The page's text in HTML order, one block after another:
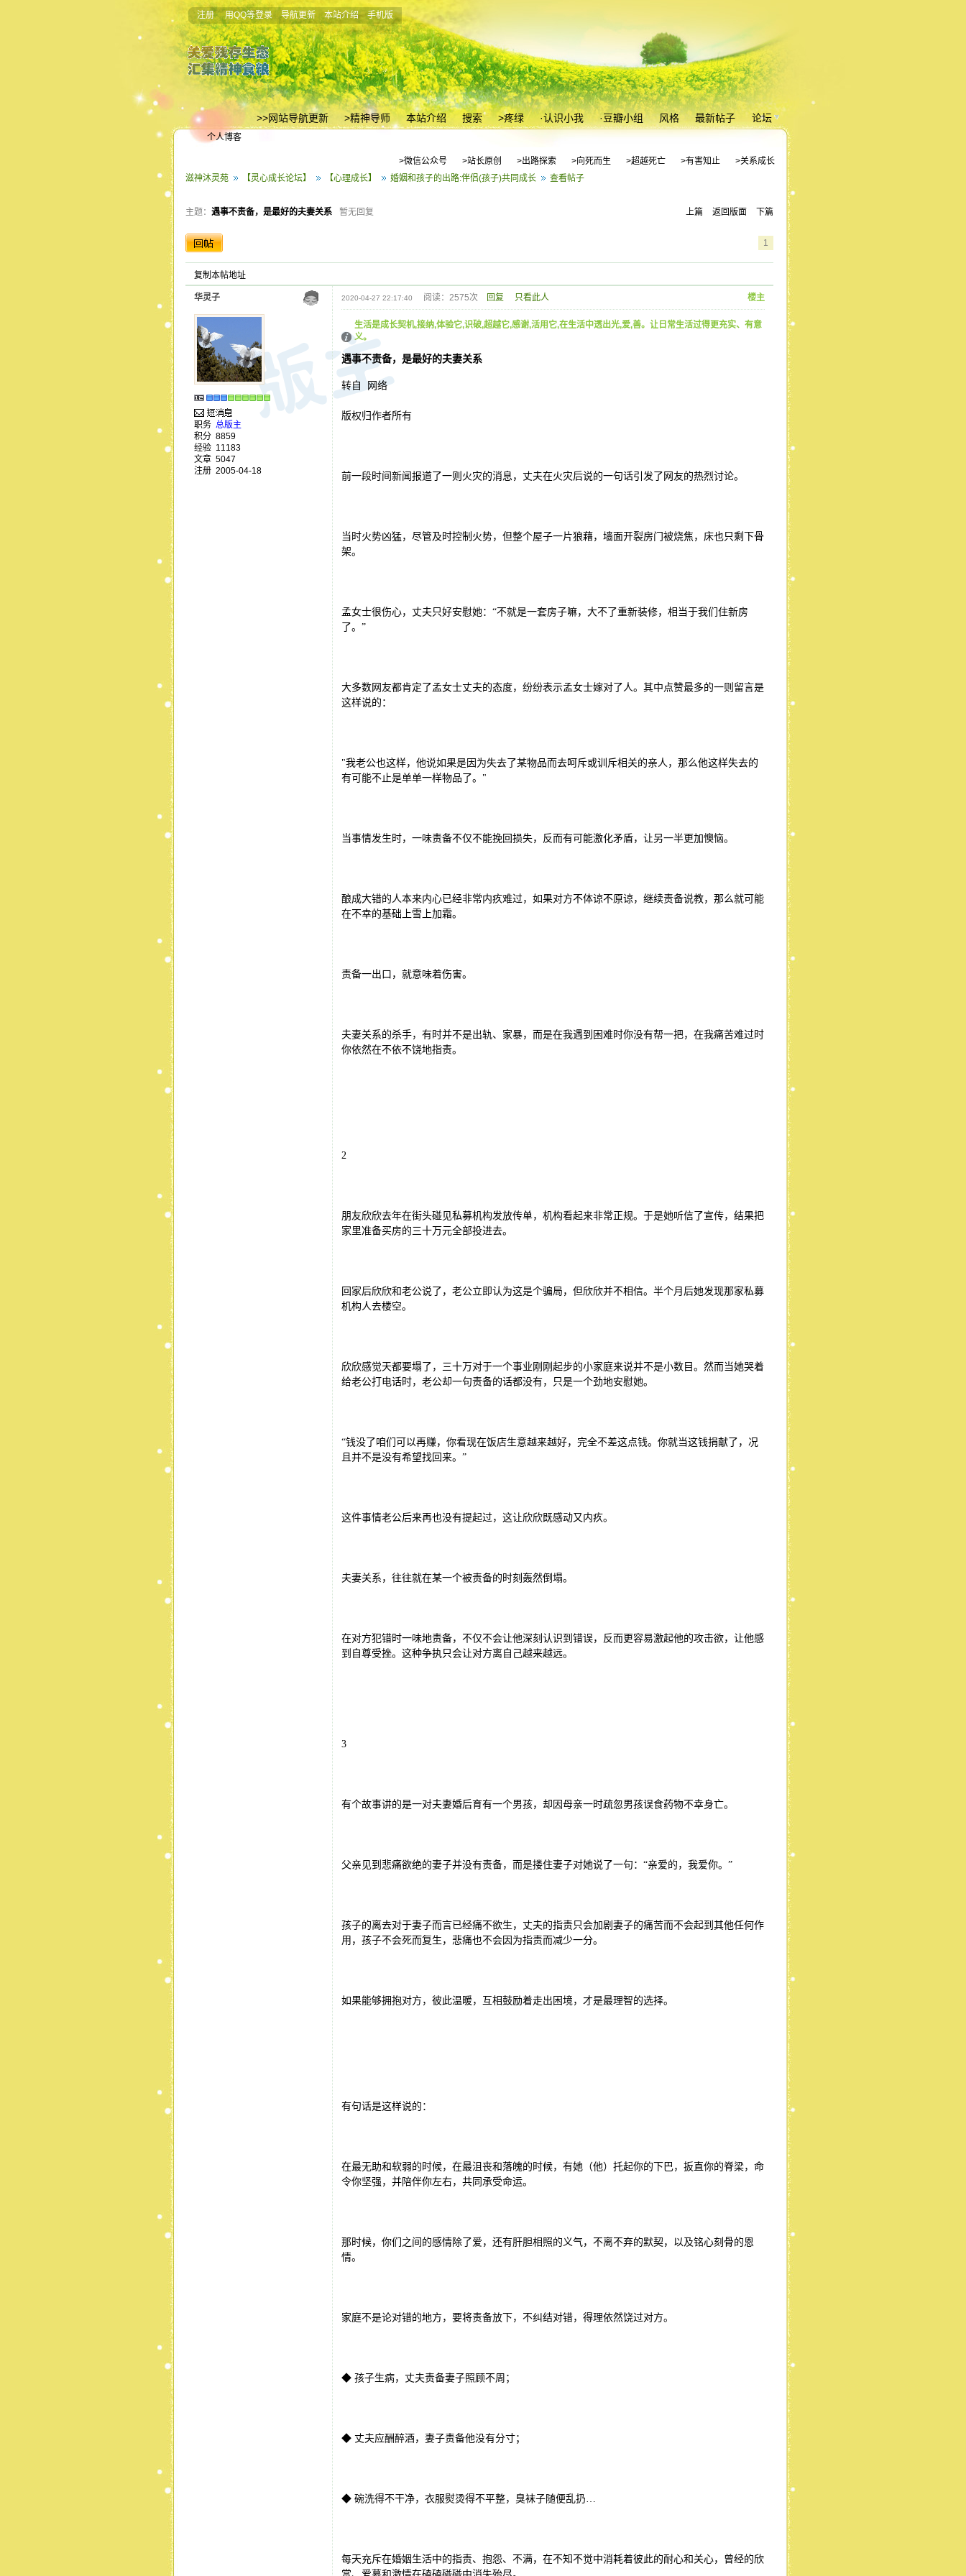
注册 用QQ等登录 导航更新 本站介绍 手机版
论坛
最新帖子
风格
·豆瓣小组
·认识小我
>疼绿
搜索
本站介绍
>精神导师
>>网站导航更新
个人博客
>关系成长
>有害知止
>超越死亡
>向死而生
>出路探索
>站长原创
>微信公众号
滋神沐灵苑
【灵心成长论坛】 【心理成长】 婚姻和孩子的出路:伴侣(孩子)共同成长 查看帖子
主题： 遇事不责备，是最好的夫妻关系 暂无回复 上篇 返回版面 下篇
1
复制本帖地址
华灵子 2020-04-27 22:17:40 阅读：2575次 回复 只看此人 楼主
职务 总版主
积分 8859
经验 11183
文章 5047
注册 2005-04-18
生活是成长契机,接纳,体验它,识破,超越它,感谢,活用它,在生活中透出光,爱,善。让日常生活过得更充实、有意
义。
遇事不责备，是最好的夫妻关系
转自 网络
版权归作者所有
前一段时间新闻报道了一则火灾的消息，丈夫在火灾后说的一句话引发了网友的热烈讨论。
当时火势凶猛，尽管及时控制火势，但整个屋子一片狼藉，墙面开裂房门被烧焦，床也只剩下骨
架。
孟女士很伤心，丈夫只好安慰她：“不就是一套房子嘛，大不了重新装修，相当于我们住新房
了。”
大多数网友都肯定了孟女士丈夫的态度，纷纷表示孟女士嫁对了人。其中点赞最多的一则留言是
这样说的：
"我老公也这样，他说如果是因为失去了某物品而去呵斥或训斥相关的亲人，那么他这样失去的
有可能不止是单单一样物品了。"
当事情发生时，一味责备不仅不能挽回损失，反而有可能激化矛盾，让另一半更加懊恼。
酿成大错的人本来内心已经非常内疚难过，如果对方不体谅不原谅，继续责备说教，那么就可能
在不幸的基础上雪上加霜。
责备一出口，就意味着伤害。
夫妻关系的杀手，有时并不是出轨、家暴，而是在我遇到困难时你没有帮一把，在我痛苦难过时
你依然在不依不饶地指责。
2
朋友欣欣去年在街头碰见私募机构发放传单，机构看起来非常正规。于是她听信了宣传，结果把
家里准备买房的三十万元全部投进去。
回家后欣欣和老公说了，老公立即认为这是个骗局，但欣欣并不相信。半个月后她发现那家私募
机构人去楼空。
欣欣感觉天都要塌了，三十万对于一个事业刚刚起步的小家庭来说并不是小数目。然而当她哭着
给老公打电话时，老公却一句责备的话都没有，只是一个劲地安慰她。
“钱没了咱们可以再赚，你看现在饭店生意越来越好，完全不差这点钱。你就当这钱捐献了，况
且并不是没有希望找回来。”
这件事情老公后来再也没有提起过，这让欣欣既感动又内疚。
夫妻关系，往往就在某一个被责备的时刻轰然倒塌。
在对方犯错时一味地责备，不仅不会让他深刻认识到错误，反而更容易激起他的攻击欲，让他感
到自尊受挫。这种争执只会让对方离自己越来越远。
3
有个故事讲的是一对夫妻婚后育有一个男孩，却因母亲一时疏忽男孩误食药物不幸身亡。
父亲见到悲痛欲绝的妻子并没有责备，而是搂住妻子对她说了一句：“亲爱的，我爱你。”
孩子的离去对于妻子而言已经痛不欲生，丈夫的指责只会加剧妻子的痛苦而不会起到其他任何作
用，孩子不会死而复生，悲痛也不会因为指责而减少一分。
如果能够拥抱对方，彼此温暖，互相鼓励着走出困境，才是最理智的选择。
有句话是这样说的：
在最无助和软弱的时候，在最沮丧和落魄的时候，有她（他）托起你的下巴，扳直你的脊梁，命
令你坚强，并陪伴你左右，共同承受命运。
那时候，你们之间的感情除了爱，还有肝胆相照的义气，不离不弃的默契，以及铭心刻骨的恩
情。
家庭不是论对错的地方，要将责备放下，不纠结对错，得理依然饶过对方。
◆ 孩子生病，丈夫责备妻子照顾不周；
◆ 丈夫应酬醉酒，妻子责备他没有分寸；
◆ 碗洗得不干净，衣服熨烫得不平整，臭袜子随便乱扔…
每天充斥在婚姻生活中的指责、抱怨、不满，在不知不觉中消耗着彼此的耐心和关心，曾经的欣